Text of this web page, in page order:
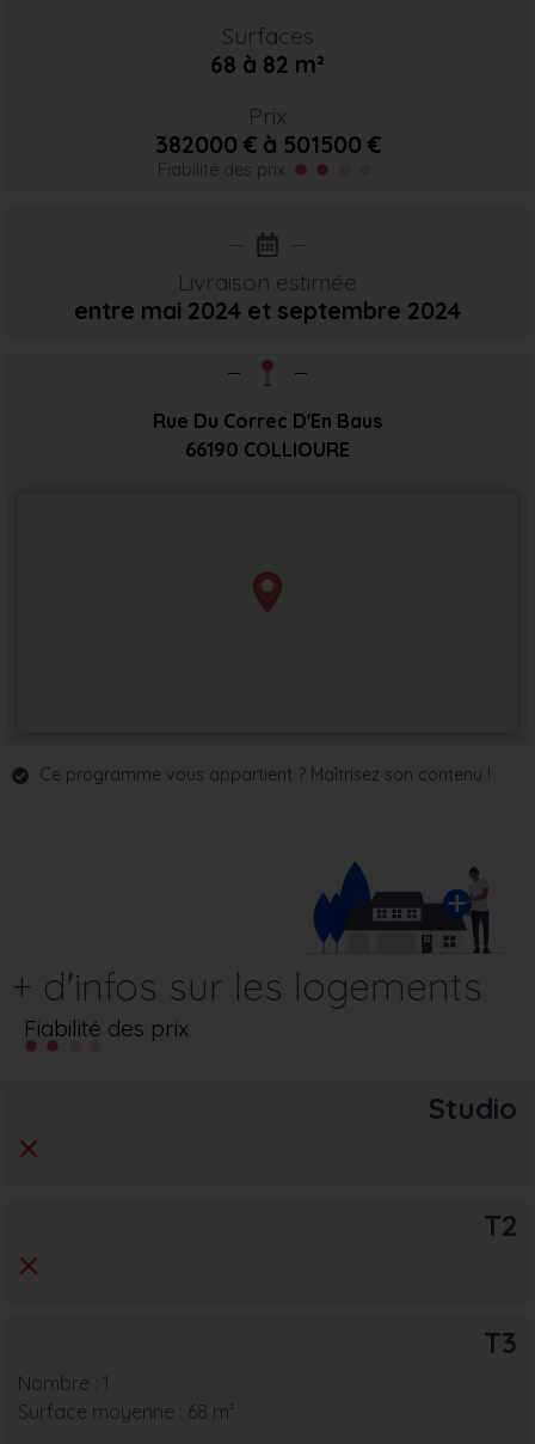
Surfaces
68 à 82 m²
Prix
382000 € à 501500 €
Fiabilité des prix
Livraison estimée
entre mai 2024 et septembre 2024
Rue Du Correc D'En Baus
66190 COLLIOURE
Ce programme vous appartient ? Maîtrisez son contenu !
+ d'infos sur les logements
Fiabilité des prix
Studio
T2
T3
Nombre : 1
Surface moyenne : 68 m²